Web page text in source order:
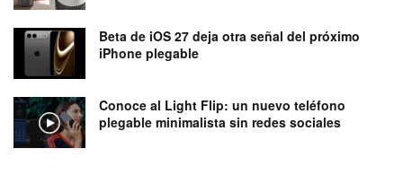
Beta de iOS 27 deja otra señal del próximo
iPhone plegable
Conoce al Light Flip: un nuevo teléfono
plegable minimalista sin redes sociales